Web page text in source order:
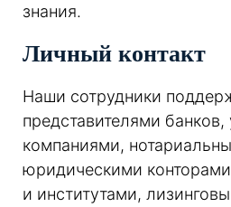
знания.
Личный контакт
Наши сотрудники
представителями
компаниями,
юридическими
и институтами,